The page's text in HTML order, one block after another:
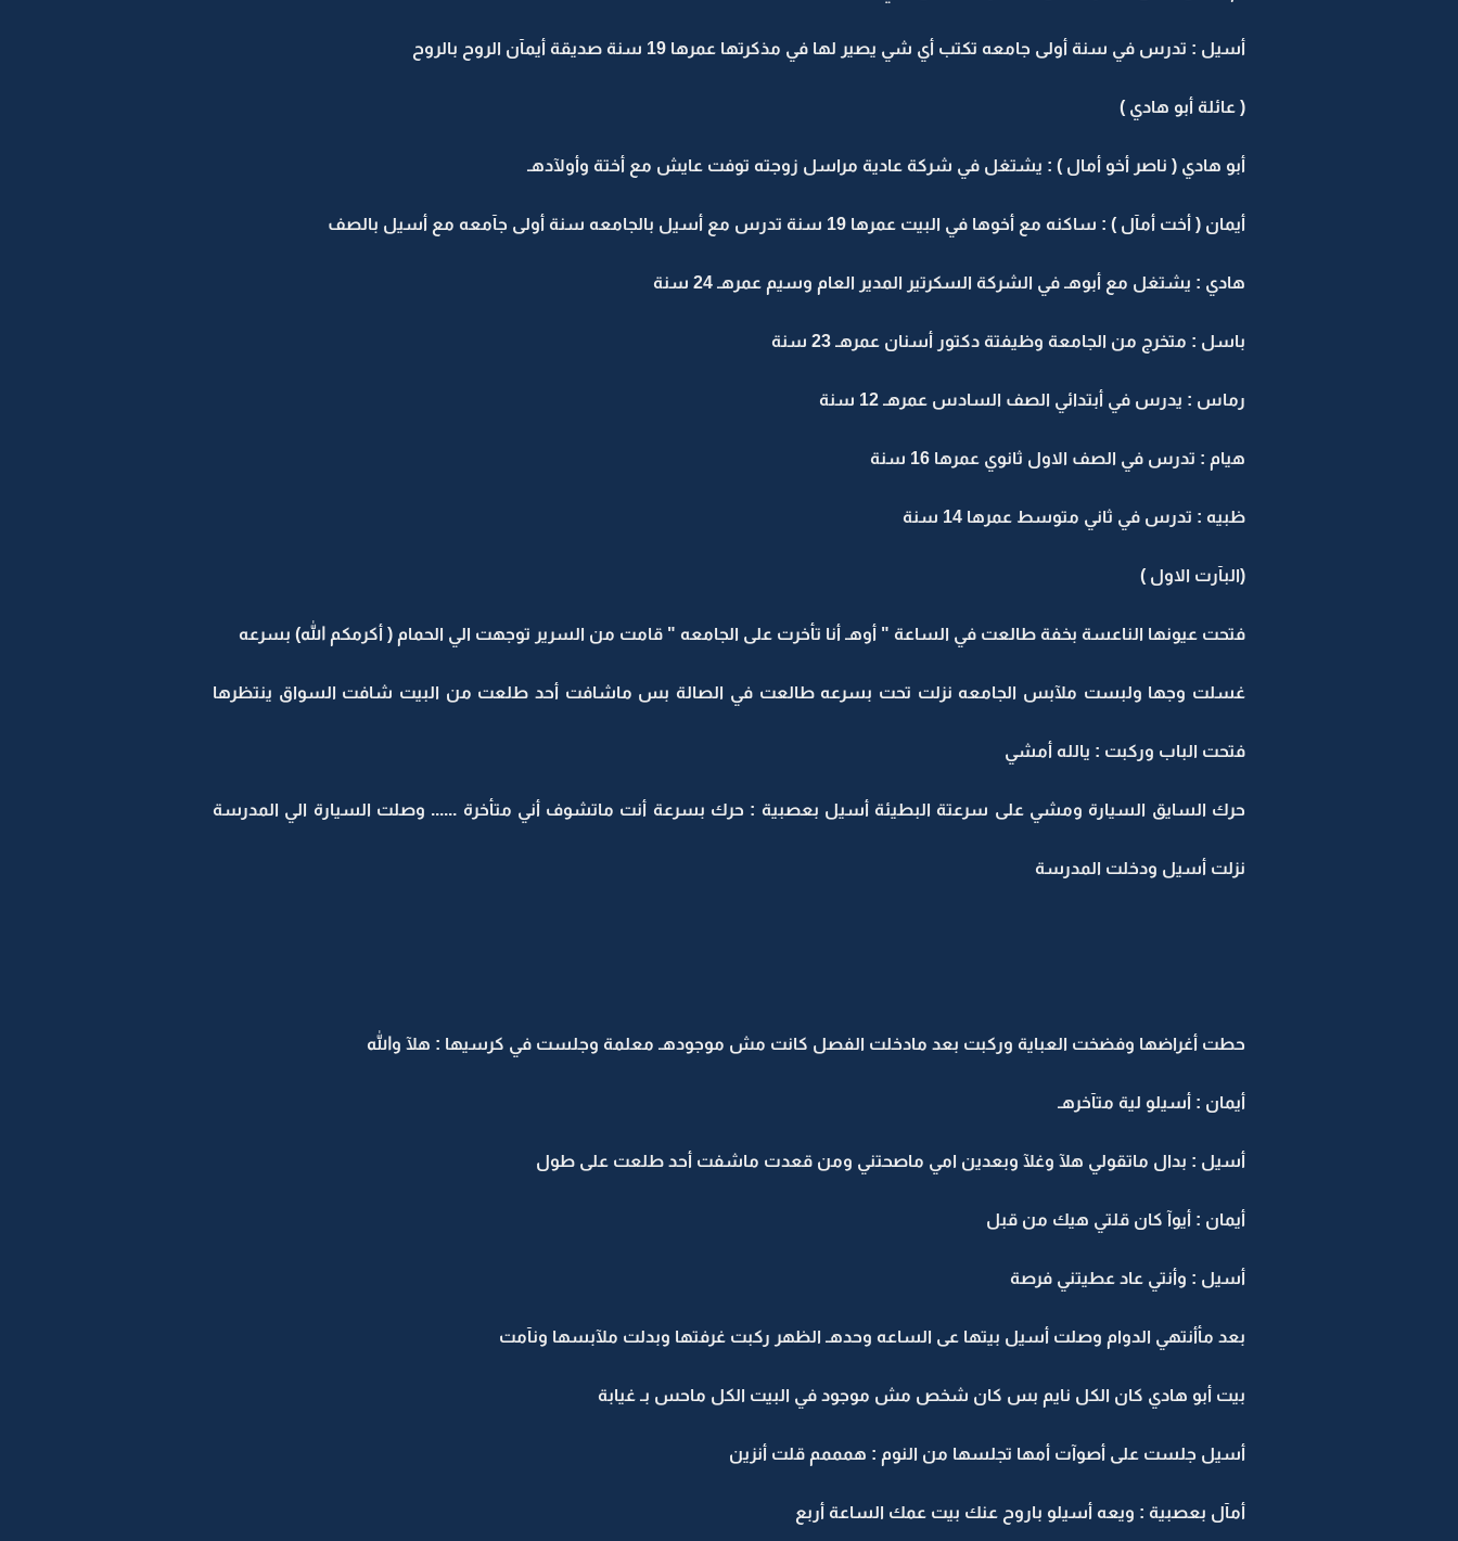
أسيل : تدرس في سنة أولى جامعه تكتب أي شي يصير لها في مذكرتها عمرها 19 سنة صديقة أيمآن الروح بالروح
( عائلة أبو هادي )
أبو هادي ( ناصر أخو أمال ) : يشتغل في شركة عادية مراسل زوجته توفت عايش مع أختة وأولآدهـ
أيمان ( أخت أمآل ) : ساكنه مع أخوها في البيت عمرها 19 سنة تدرس مع أسيل بالجامعه سنة أولى جآمعه مع أسيل بالصف
هادي : يشتغل مع أبوهـ في الشركة السكرتير المدير العام وسيم عمرهـ 24 سنة
باسل : متخرج من الجامعة وظيفتة دكتور أسنان عمرهـ 23 سنة
رماس : يدرس في أبتدائي الصف السادس عمرهـ 12 سنة
هيام : تدرس في الصف الاول ثانوي عمرها 16 سنة
ظبيه : تدرس في ثاني متوسط عمرها 14 سنة
(البآرت الاول )
فتحت عيونها الناعسة بخفة طالعت في الساعة " أوهـ أنا تأخرت على الجامعه " قامت من السرير توجهت الي الحمام ( أكرمكم الله) بسرعه
غسلت وجها ولبست ملآبس الجامعه نزلت تحت بسرعه طالعت في الصالة بس ماشافت أحد طلعت من البيت شافت السواق ينتظرها
فتحت الباب وركبت : يالله أمشي
حرك السايق السيارة ومشي على سرعتة البطيئة أسيل بعصبية : حرك بسرعة أنت ماتشوف أني متأخرة ...... وصلت السيارة الي المدرسة
نزلت أسيل ودخلت المدرسة
حطت أغراضها وفضخت العباية وركبت بعد مادخلت الفصل كانت مش موجودهـ معلمة وجلست في كرسيها : هلآ والله
أيمان : أسيلو لية متآخرهـ
أسيل : بدال ماتقولي هلآ وغلآ وبعدين امي ماصحتني ومن قعدت ماشفت أحد طلعت على طول
أيمان : أيوآ كان قلتي هيك من قبل
أسيل : وأنتي عاد عطيتني فرصة
بعد مأأنتهي الدوام وصلت أسيل بيتها عى الساعه وحدهـ الظهر ركبت غرفتها وبدلت ملآبسها ونآمت
بيت أبو هادي كان الكل نايم بس كان شخص مش موجود في البيت الكل ماحس بـ غيابة
أسيل جلست على أصوآت أمها تجلسها من النوم : همممم قلت أنزين
أمآل بعصبية : ويعه أسيلو باروح عنك بيت عمك الساعة أربع